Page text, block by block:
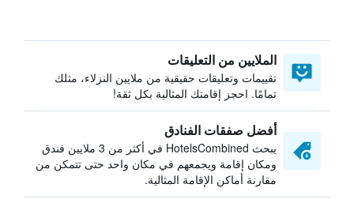
الملايين من التعليقات
تقييمات وتعليقات حقيقية من ملايين النزلاء، مثلك
تمامًا. احجز إقامتك المثالية بكل ثقة!
أفضل صفقات الفنادق
يبحث HotelsCombined في أكثر من 3 ملايين فندق
ومكان إقامة ويجمعهم في مكان واحد حتى تتمكن من
مقارنة أماكن الإقامة المثالية.